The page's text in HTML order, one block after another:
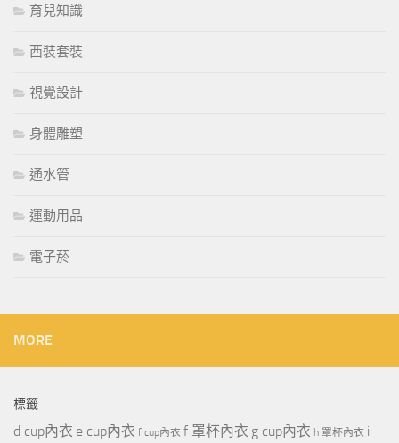
育兒知識
西裝套裝
視覺設計
身體雕塑
通水管
運動用品
電子菸
MORE
標籤
d cup內衣 e cup內衣 f cup內衣 f 罩杯內衣 g cup內衣 h 罩杯內衣 i